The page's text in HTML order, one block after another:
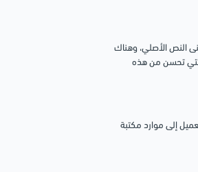
النص الأصلي، وهناك
التي تحسن من هذه
إلى موارد مكتبة